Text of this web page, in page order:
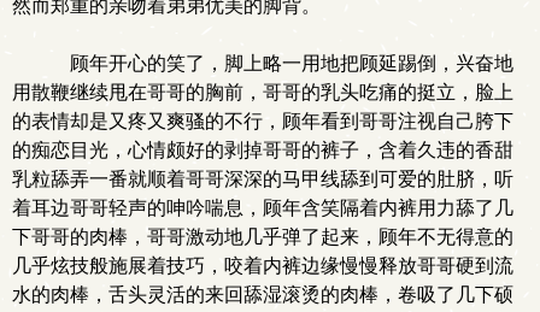
然而郑重的亲吻着弟弟优美的脚背。
顾年开心的笑了，脚上略一用地把顾延踢倒，兴奋地
用散鞭继续甩在哥哥的胸前，哥哥的乳头吃痛的挺立，脸上
的表情却是又疼又爽骚的不行，顾年看到哥哥注视自己胯下
的痴恋目光，心情颇好的剥掉哥哥的裤子，含着久违的香甜
乳粒舔弄一番就顺着哥哥深深的马甲线舔到可爱的肚脐，听
着耳边哥哥轻声的呻吟喘息，顾年含笑隔着内裤用力舔了几
下哥哥的肉棒，哥哥激动地几乎弹了起来，顾年不无得意的
几乎炫技般施展着技巧，咬着内裤边缘慢慢释放哥哥硬到流
水的肉棒，舌头灵活的来回舔湿滚烫的肉棒，卷吸了几下硕